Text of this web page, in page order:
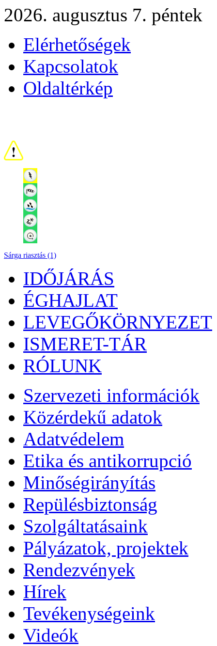
2026. augusztus 7. péntek
Elérhetőségek
Kapcsolatok
Oldaltérkép
Sárga riasztás (1)
IDŐJÁRÁS
ÉGHAJLAT
LEVEGŐKÖRNYEZET
ISMERET-TÁR
RÓLUNK
Szervezeti információk
Közérdekű adatok
Adatvédelem
Etika és antikorrupció
Minőségirányítás
Repülésbiztonság
Szolgáltatásaink
Pályázatok, projektek
Rendezvények
Hírek
Tevékenységeink
Videók